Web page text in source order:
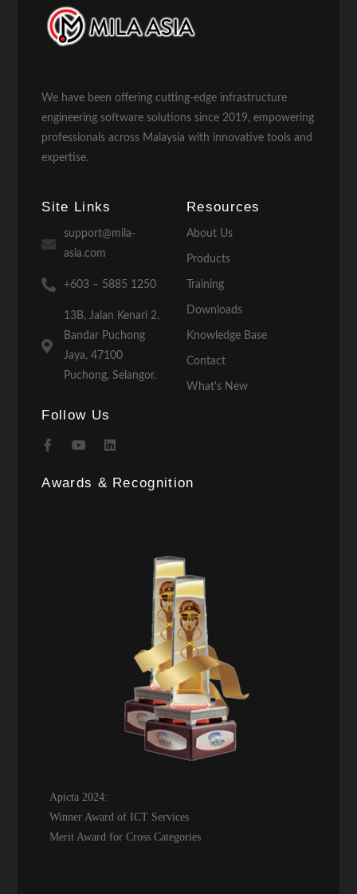
We have been offering cutting-edge infrastructure
engineering software solutions since 2019, empowering
professionals across Malaysia with innovative tools and
expertise.
Site Links
support@mila-
asia.com
+603 – 5885 1250
13B, Jalan Kenari 2,
Bandar Puchong
Jaya, 47100
Puchong, Selangor.
Resources
About Us
Products
Training
Downloads
Knowledge Base
Contact
What's New
Follow Us
Awards & Recognition
Apicta 2024:
Winner Award of ICT Services
Merit Award for Cross Categories